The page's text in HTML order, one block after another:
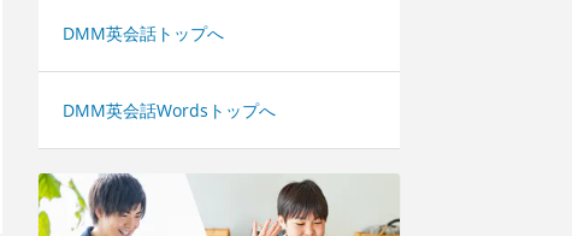
DMM英会話トップへ
DMM英会話Wordsトップへ